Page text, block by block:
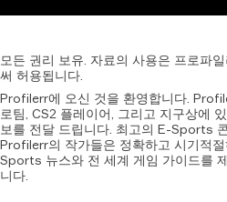
모든 권리 보유. 자료의 사용은 프로파
써 허용됩니다.
Profilerr에 오신 것을 환영합니다.
로팀, CS2 플레이어, 그리고 지구상에
보를 전달 드립니다. 최고의 E-Sports
Profilerr의 작가들은 정확하고 시기적
Sports 뉴스와 전 세계 게임 가이드를
니다.